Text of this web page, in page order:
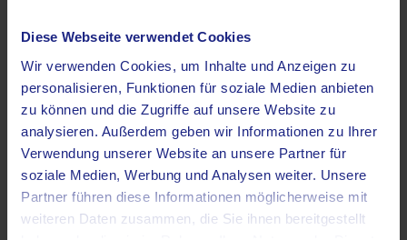
Diese Webseite verwendet Cookies
Wir verwenden Cookies, um Inhalte und Anzeigen zu
personalisieren, Funktionen für soziale Medien anbieten
zu können und die Zugriffe auf unsere Website zu
analysieren. Außerdem geben wir Informationen zu Ihrer
Verwendung unserer Website an unsere Partner für
soziale Medien, Werbung und Analysen weiter. Unsere
Partner führen diese Informationen möglicherweise mit
weiteren Daten zusammen, die Sie ihnen bereitgestellt
Muskelgruppen dauerhaft überbeansprucht, während es
Mit der MRT sind verschiedene strukturelle
Veränderungen zu erkennen, zu denen unter anderem
Asymmetrien der Muskelquerschnitte,
knöcherne Anbauten an den Wirbelkörpern
(Spondylophyten, entstehen als Reaktion der
Wirbelkörper auf die Fehlbelastungen),